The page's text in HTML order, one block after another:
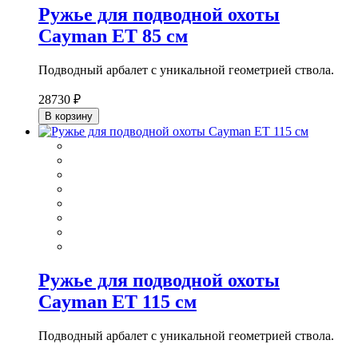
Ружье для подводной охоты
Cayman ET 85 см
Подводный арбалет с уникальной геометрией ствола.
28730 ₽
В корзину
Ружье для подводной охоты
Cayman ET 115 см
Подводный арбалет с уникальной геометрией ствола.